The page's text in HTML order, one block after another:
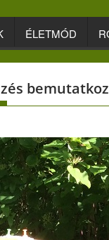
ÉLETMÓD